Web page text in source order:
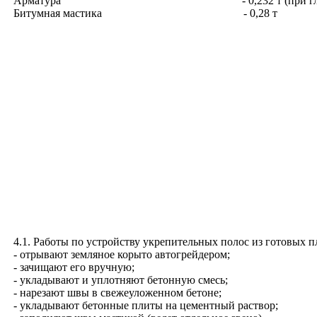
Битумная мастика
- 0,28 т
4.1 . Работы по устройству укрепительных полос из готовых
- отрывают земляное корыто автогрейдером;
- зачищают его вручную;
- укладывают и уплотняют бетонную смесь;
- нарезают швы в свежеуложенном бетоне;
- укладывают бетонные плиты на цементный раствор;